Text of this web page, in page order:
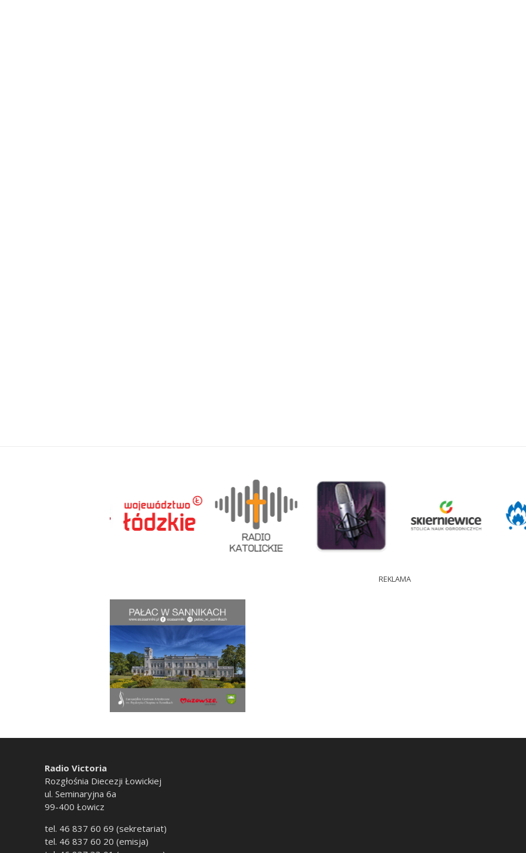
REKLAMA
Radio Victoria
Rozgłośnia Diecezji Łowickiej
ul. Seminaryjna 6a
99-400 Łowicz
tel. 46 837 60 69 (sekretariat)
tel. 46 837 60 20 (emisja)